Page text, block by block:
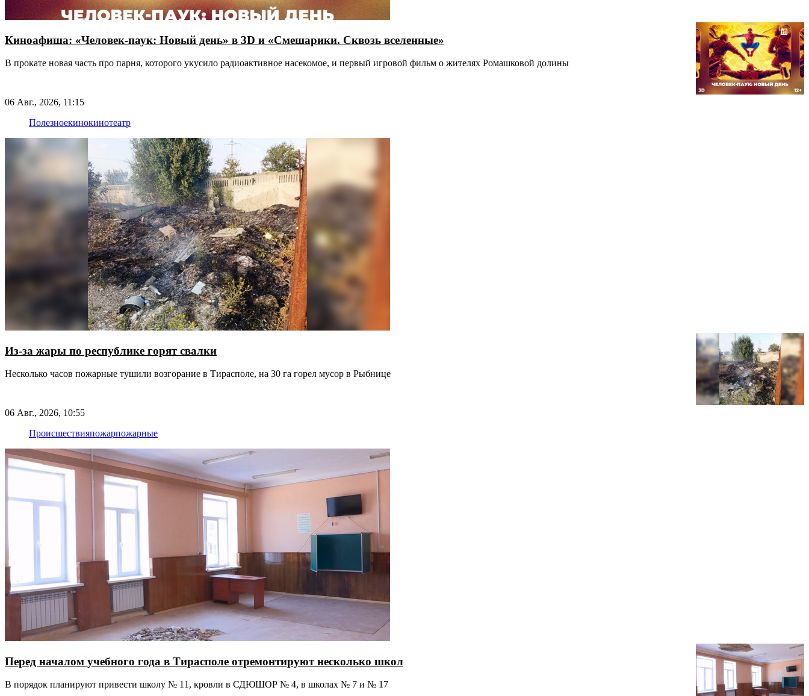
Киноафиша: «Человек-паук: Новый день» в 3D и «Смешарики. Сквозь вселенные»
В прокате новая часть про парня, которого укусило радиоактивное насекомое, и первый игровой фильм о жителях Ромашковой долины
06 Авг., 2026, 11:15
Полезноекинокинотеатр
Из-за жары по республике горят свалки
Несколько часов пожарные тушили возгорание в Тирасполе, на 30 га горел мусор в Рыбнице
06 Авг., 2026, 10:55
Происшествияпожарпожарные
Перед началом учебного года в Тирасполе отремонтируют несколько школ
В порядок планируют привести школу № 11, кровли в СДЮШОР № 4, в школах № 7 и № 17